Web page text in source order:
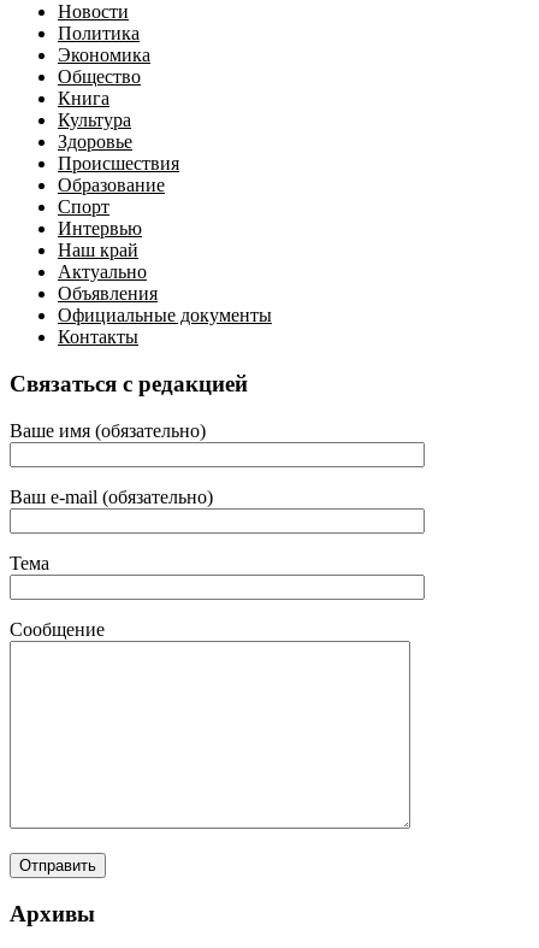
Новости
Политика
Экономика
Общество
Книга
Культура
Здоровье
Происшествия
Образование
Спорт
Интервью
Наш край
Актуально
Объявления
Официальные документы
Контакты
Связаться с редакцией
Ваше имя (обязательно)
Ваш e-mail (обязательно)
Тема
Сообщение
Архивы